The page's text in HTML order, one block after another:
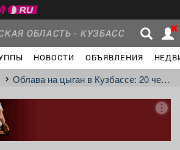
ОБЛАСТЬ - КУЗБАСС
НОВОСТИ ОБЪЯВЛЕНИЯ
Группы Новости
Недвижимость Услуги
Облава на цыган в Кузбассе: 20 человек отправили в военкомат